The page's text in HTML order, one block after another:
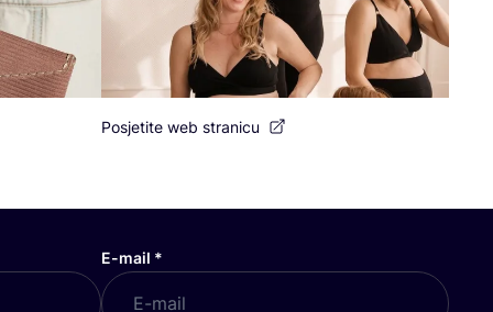
Posjetite web stranicu
E-mail *